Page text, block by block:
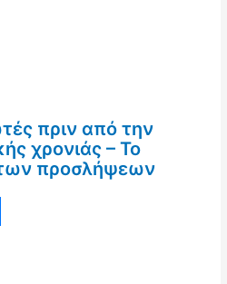
πριν από την
χρονιάς – Το
προσλήψεων